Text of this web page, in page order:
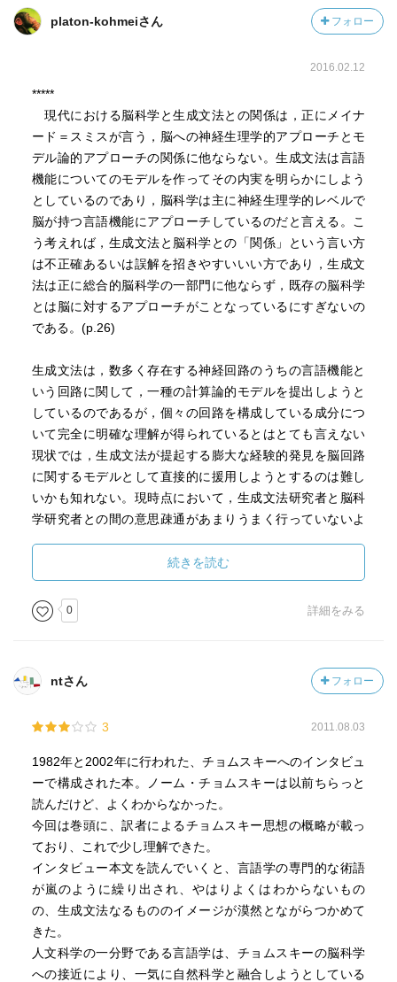
“一九七〇年代後半頃になってパラメータ化された原理を用
いるアプローチの形を取ってきたわけですが、このアプロ
おいて唯一の真に革命的な発展なのだと私は思っていま
す。生成文法の誕生に関わる初期の研究よりもずっと革命
的なのです” p270
platon-kohmeiさん フォロー
2016.02.12
*****
現代における脳科学と生成文法との関係は，正にメイナ
ード＝スミスが言う，脳への神経生理学的アプローチとモ
デル論的アプローチの関係に他ならない。生成文法は言語
機能についてのモデルを作ってその内実を明らかにしよう
としているのであり，脳科学は主に神経生理学的レベルで
脳が持つ言語機能にアプローチしているのだと言える。こ
う考えれば，生成文法と脳科学との「関係」という言い方
は不正確あるいは誤解を招きやすいいい方であり，生成文
法は正に総合的脳科学の一部門に他ならず，既存の脳科学
とは脳に対するアプローチがことなっているにすぎないの
である。(p.26)
生成文法は，数多く存在する神経回路のうちの言語機能と
いう回路に関して，一種の計算論的モデルを提出しようと
しているのであるが，個々の回路を構成している成分につ
いて完全に明確な理解が得られているとはとても言えない
現状では，生成文法が提起する膨大な経験的発見を脳回路
に関するモデルとして直接的に援用しようとするのは難し
いかも知れない。現時点において，生成文法研究者と脳科
学研究者との間の意思疎通があまりうまく行っていないよ
の影響を大きいのかも知れないが）脳科学研究者が，今述
べたような事情により，生成文法の成果にほとんど注意を
払わないということが主要な原因であるように思う。結果
として，生成文法を中心とした言語学の成果に全く無知な
念である。また逆に，生成文法研究者の側でも，自分たち
の分野が全体として脳の一側面（言語機能）に関するモデ
向かって積極的に発信せず，言語学内部の技術的な研究に
も，生成文法と脳科学との有意義な相互交流を妨げている
一因であろう。
このように，生成文法と言語を扱う脳科学とが順調に交
流を深め相互に補完し合いながら言語機能の本質を探究し
ているとは，現段階では言いがたいが，右でも強調したよ
うに，この二つは決して相反するものではなく，同じ研究
対象についての二つの異なるアプローチにすぎない。メン
あるいは十九世紀の化学とボーア等の量子論の関係によっ
ても例示されているように，抽象的モデルから得られる洞
続きを読む
0 詳細をみる
ntさん フォロー
3 2011.08.03
1982年と2002年に行われた、チョムスキーへのインタビュ
ーで構成された本。ノーム・チョムスキーは以前ちらっと
読んだけど、よくわからなかった。
今回は巻頭に、訳者によるチョムスキー思想の概略が載っ
ており、これで少し理解できた。
インタビュー本文を読んでいくと、言語学の専門的な術語
が嵐のように繰り出され、やはりよくはわからないもの
の、生成文法なるもののイメージが漠然とながらつかめて
きた。
人文科学の一分野である言語学は、チョムスキーの脳科学
への接近により、一気に自然科学と融合しようとしている